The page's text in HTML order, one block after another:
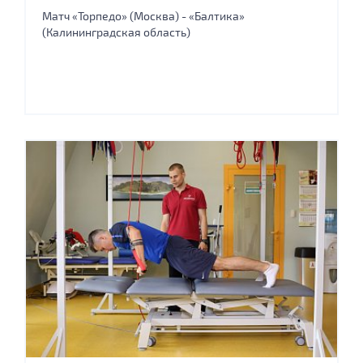
Матч «Торпедо» (Москва) - «Балтика»
(Калининградская область)